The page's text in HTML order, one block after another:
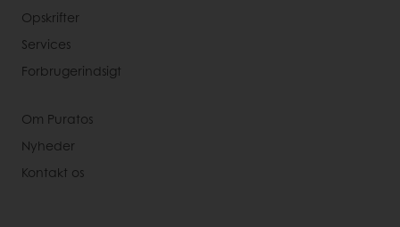
Opskrifter
Services
Forbrugerindsigt
Om Puratos
Nyheder
Kontakt os